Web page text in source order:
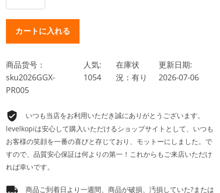
商品货号：
sku2026GGX-
PR005
人気:
1054
在庫状
況：有り
更新日期:
2026-07-06
いつも当店をお利用いただき誠にありがとうございます。
levelkopiは安心して購入いただけるショップサイトとして、いつも
お客様の笑顔を一番の喜びと存じており、モットーにしました。で
すので、品質安心保証は何よりの第一！これからもご来店いただけ
れば幸いです。
商品ご到着日より一週間、商品が破損、汚損していた?または